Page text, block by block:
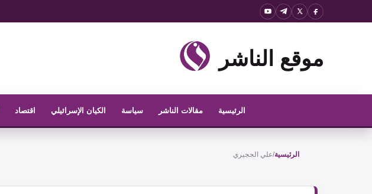
موقع الناشر
الرئيسية مقالات الناشر سياسة الكيان الإسرائيلي اقتصاد
الرئيسية/علي الحجيري